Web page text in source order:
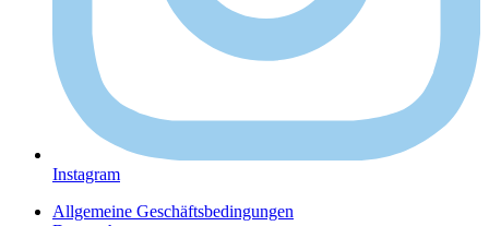
Instagram
Allgemeine Geschäftsbedingungen